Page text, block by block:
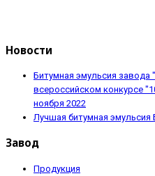
Новости
Битумная эмульсия
всероссийском конкурсе
ноября 2022
Лучшая битумная эмульсия
Завод
Продукция